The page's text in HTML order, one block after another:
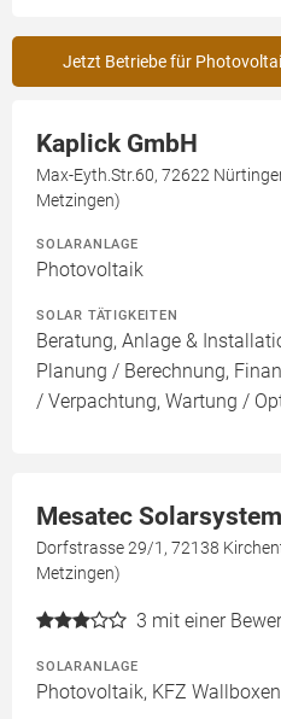
Jetzt Betriebe für
Kaplick GmbH
Max-Eyth.Str.60, 72622
Metzingen)
SOLARANLAGE
Photovoltaik
SOLAR TÄTIGKEITEN
Beratung, Anlage &
Planung / Berechnung,
/ Verpachtung, Wartung /
Mesatec
Dorfstrasse 29/1, 72138
Metzingen)
3 mit einer
SOLARANLAGE
Photovoltaik, KFZ Wallboxen